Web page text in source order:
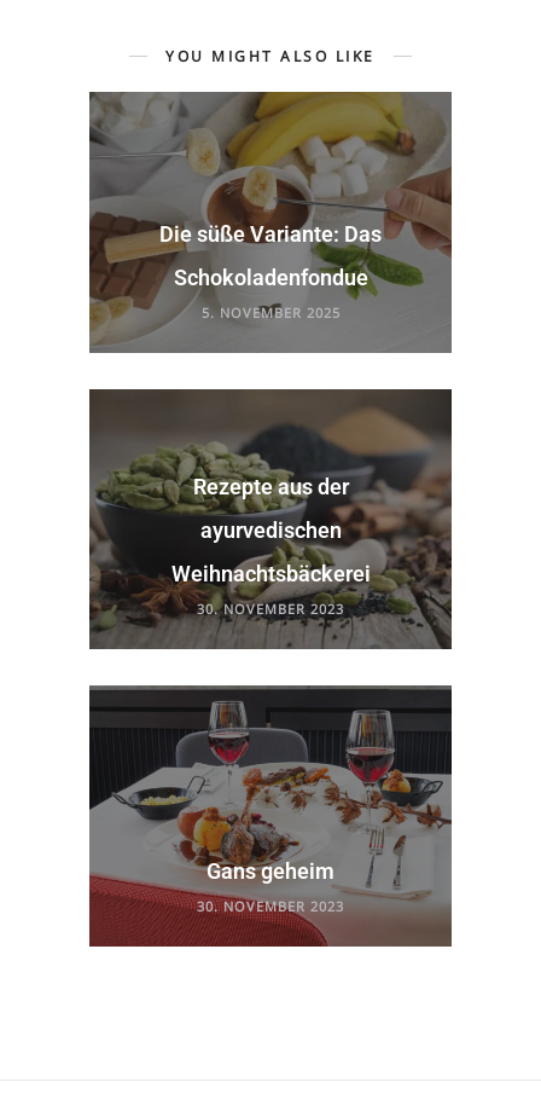
YOU MIGHT ALSO LIKE
Die süße Variante: Das
Schokoladenfondue
5. NOVEMBER 2025
Rezepte aus der
ayurvedischen
Weihnachtsbäckerei
30. NOVEMBER 2023
Gans geheim
30. NOVEMBER 2023